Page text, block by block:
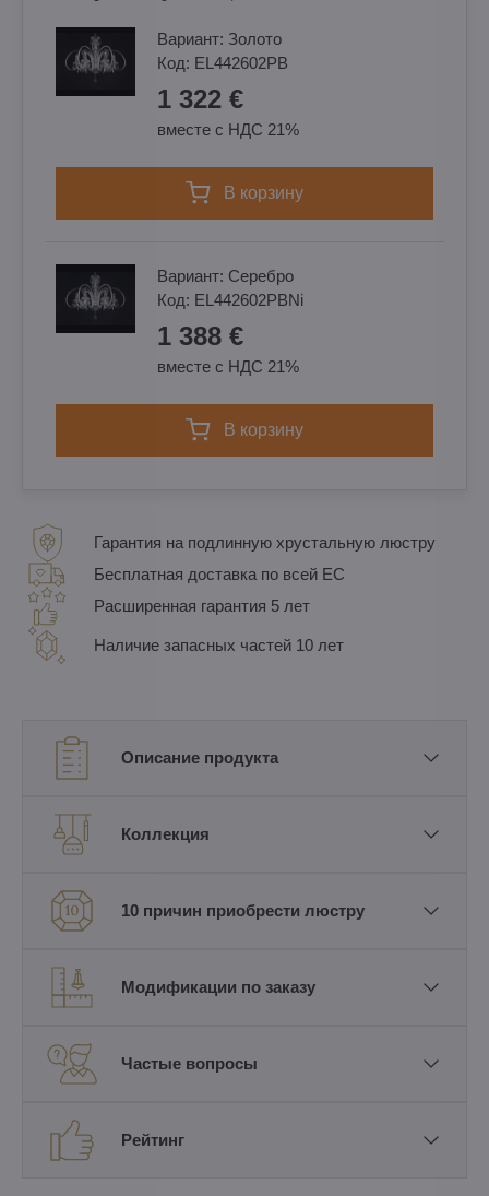
Вариант: Золотo
Код: EL442602PB
1 322 €
вместе с НДС 21%
в корзину
Вариант: Cеребро
Код: EL442602PBNi
1 388 €
вместе с НДС 21%
в корзину
Гарантия на подлинную хрустальную люстру
Бесплатная доставка по всей ЕС
Расширенная гарантия 5 лет
Наличие запасных частей 10 лет
Описание продукта
Коллекция
10 причин приобрести люстру
Модификации по заказу
Частые вопросы
Рейтинг